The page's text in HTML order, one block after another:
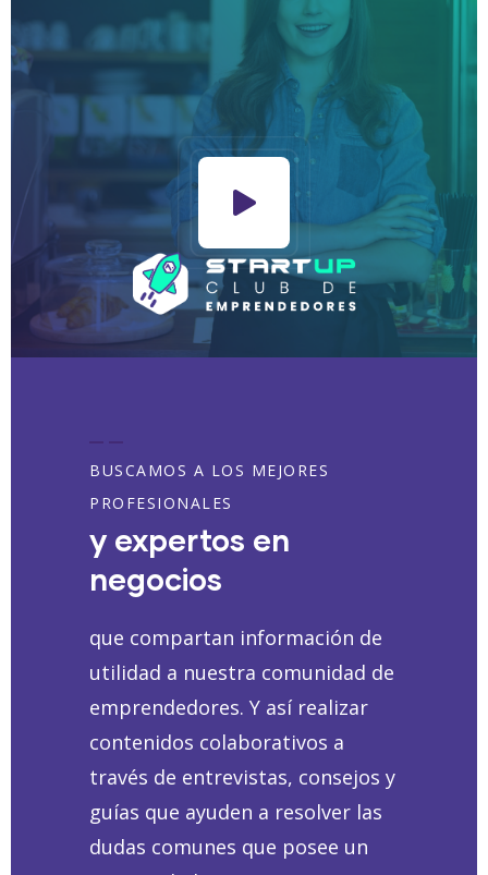
BUSCAMOS A LOS MEJORES
PROFESIONALES
y expertos en
negocios
que compartan información de
utilidad a nuestra comunidad de
emprendedores. Y así realizar
contenidos colaborativos a
través de entrevistas, consejos y
guías que ayuden a resolver las
dudas comunes que posee un